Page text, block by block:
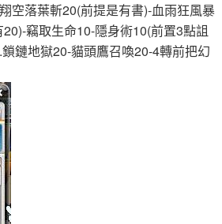
空落葉斬20(前提是有書)-血雨狂風暴
竊取生命10-隱身術10(前置3點詛
鏈地獄20-貓頭鷹召喚20-4轉前把幻